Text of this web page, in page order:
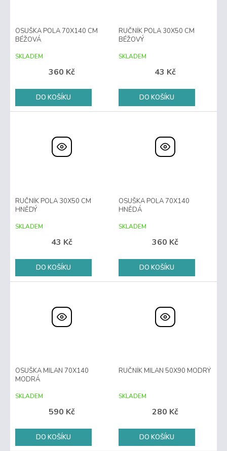
OSUŠKA POLA 70X140 CM
BÉŽOVÁ
SKLADEM
360 Kč
DO KOŠÍKU
RUČNÍK POLA 30X50 CM
BÉŽOVÝ
SKLADEM
43 Kč
DO KOŠÍKU
RUČNÍK POLA 30X50 CM
HNĚDÝ
SKLADEM
43 Kč
DO KOŠÍKU
OSUŠKA POLA 70X140
HNĚDÁ
SKLADEM
360 Kč
DO KOŠÍKU
OSUŠKA MILAN 70X140
MODRÁ
SKLADEM
590 Kč
DO KOŠÍKU
RUČNÍK MILAN 50X90 MODRÝ
SKLADEM
280 Kč
DO KOŠÍKU